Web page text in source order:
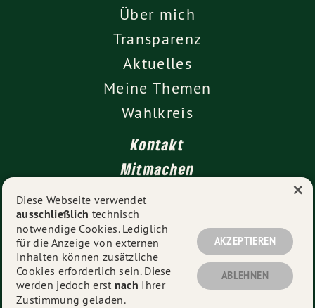
Über mich
Transparenz
Aktuelles
Meine Themen
Wahlkreis
Kontakt
Mitmachen
Impressum
Datenschutz
© 2026Vanessa Gronemann MdL
- Alle Rechte
Diese Webseite verwendet
ausschließlich technisch
notwendige Cookies. Lediglich
für die Anzeige von externen
Inhalten können zusätzliche
Cookies erforderlich sein. Diese
werden jedoch erst nach Ihrer
Zustimmung geladen.
AKZEPTIEREN
ABLEHNEN
×